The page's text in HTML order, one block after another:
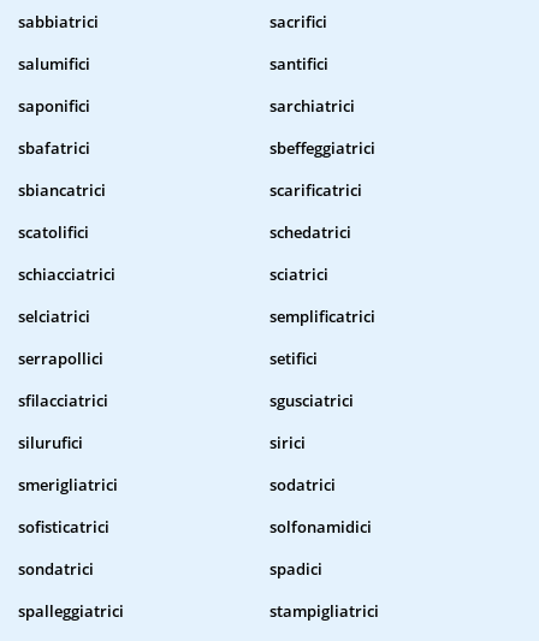
sabbiatrici
sacrifici
salumifici
santifici
saponifici
sarchiatrici
sbafatrici
sbeffeggiatrici
sbiancatrici
scarificatrici
scatolifici
schedatrici
schiacciatrici
sciatrici
selciatrici
semplificatrici
serrapollici
setifici
sfilacciatrici
sgusciatrici
silurufici
sirici
smerigliatrici
sodatrici
sofisticatrici
solfonamidici
sondatrici
spadici
spalleggiatrici
stampigliatrici